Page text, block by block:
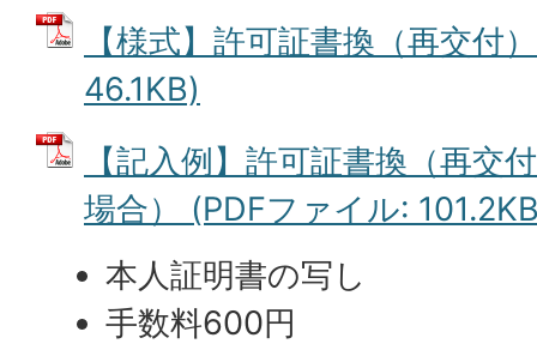
【様式】許可証書換（再交付
46.1KB)
【記入例】許可証書換（再交
場合） (PDFファイル:
本人証明書の写し
手数料600円